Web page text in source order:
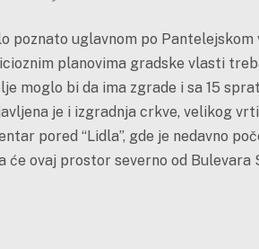
poznato uglavnom po
planovima gradske vlasti
moglo bi da ima zgrade i sa 15
je i izgradnja crkve, velikog
pored “Lidla”, gde je nedavno
će ovaj prostor severno od